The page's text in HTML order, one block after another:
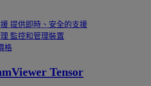
提供即時、安全的支援
監控和管理裝置
格
Tensor